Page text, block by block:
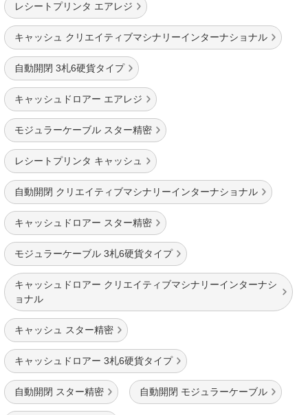
レシートプリンタ エアレジ
キャッシュ クリエイティブマシナリーインターナショナル
自動開閉 3札6硬貨タイプ
キャッシュドロアー エアレジ
モジュラーケーブル スター精密
レシートプリンタ キャッシュ
自動開閉 クリエイティブマシナリーインターナショナル
キャッシュドロアー スター精密
モジュラーケーブル 3札6硬貨タイプ
キャッシュドロアー クリエイティブマシナリーインターナシ
ョナル
キャッシュ スター精密
キャッシュドロアー 3札6硬貨タイプ
自動開閉 スター精密 自動開閉 モジュラーケーブル